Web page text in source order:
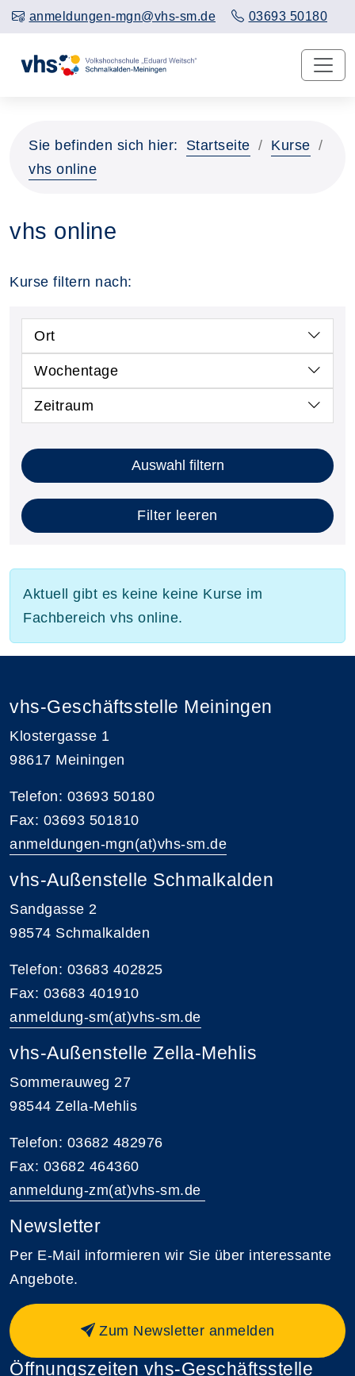
anmeldungen-mgn@vhs-sm.de 03693 50180
Sie befinden sich hier: Startseite
Kurse
vhs online
vhs online
Kurse filtern nach:
Ort
Wochentage
Zeitraum
Auswahl filtern
Filter leeren
Aktuell gibt es keine keine Kurse im
Fachbereich vhs online.
vhs-Geschäftsstelle Meiningen
Klostergasse 1
98617 Meiningen
Telefon: 03693 50180
Fax: 03693 501810
anmeldungen-mgn(at)vhs-sm.de
vhs-Außenstelle Schmalkalden
Sandgasse 2
98574 Schmalkalden
Telefon: 03683 402825
Fax: 03683 401910
anmeldung-sm(at)vhs-sm.de
vhs-Außenstelle Zella-Mehlis
Sommerauweg 27
98544 Zella-Mehlis
Telefon: 03682 482976
Fax: 03682 464360
anmeldung-zm(at)vhs-sm.de
Newsletter
Per E-Mail informieren wir Sie über interessante
Angebote.
Zum Newsletter anmelden
Öffnungszeiten vhs-Geschäftsstelle